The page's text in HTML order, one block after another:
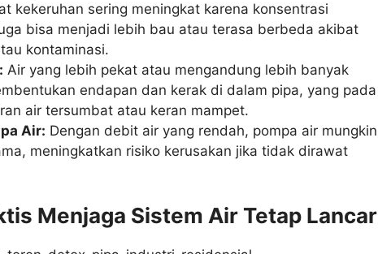
kekeruhan sering meningkat karena konsentrasi
bisa menjadi lebih bau atau terasa berbeda akibat
kontaminasi.
Air yang lebih pekat atau mengandung lebih banyak
endapan dan kerak di dalam pipa, yang pada
air tersumbat atau keran mampet.
Air: Dengan debit air yang rendah, pompa air mungkin
meningkatkan risiko kerusakan jika tidak dirawat
Menjaga Sistem Air Tetap Lancar